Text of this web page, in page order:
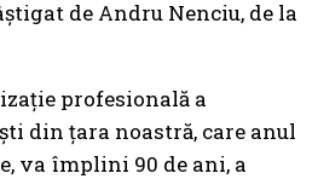
de Andru Nenciu, de la
profesională a
din ţara noastră, care anul
va împlini 90 de ani, a